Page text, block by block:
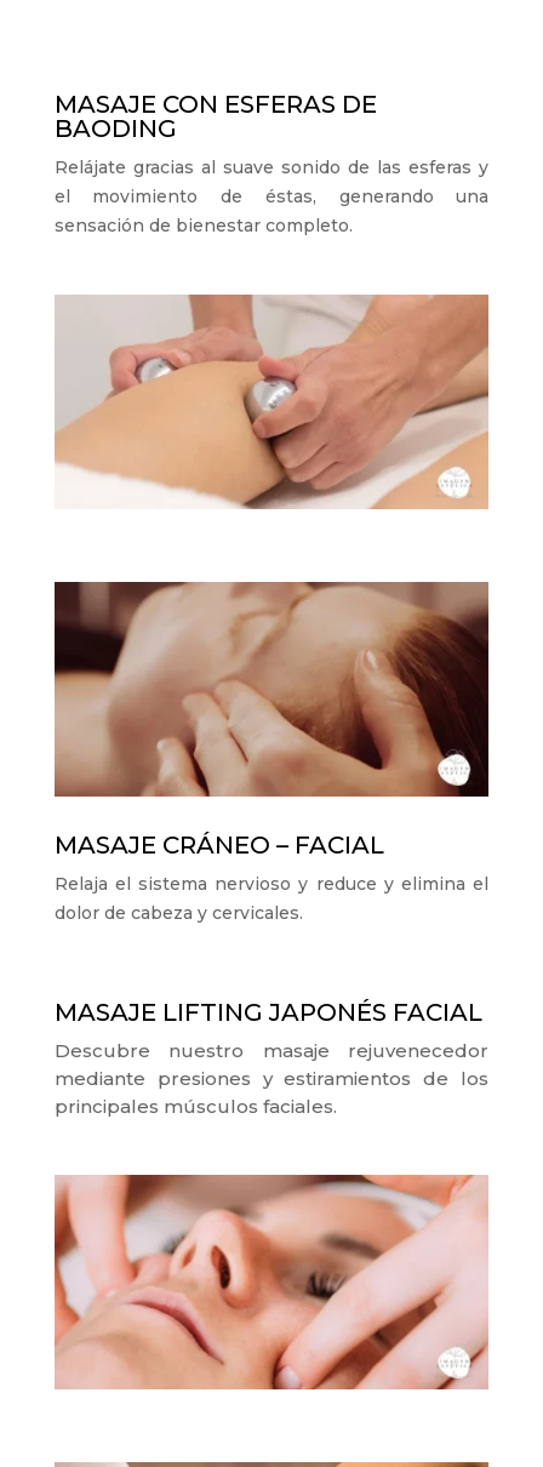
MASAJE CON ESFERAS DE
BAODING
Relájate gracias al suave sonido de las esferas y
el movimiento de éstas, generando una
sensación de bienestar completo.
MASAJE CRÁNEO – FACIAL
Relaja el sistema nervioso y reduce y elimina el
dolor de cabeza y cervicales.
MASAJE LIFTING JAPONÉS FACIAL
Descubre nuestro masaje rejuvenecedor
mediante presiones y estiramientos de los
principales músculos faciales.